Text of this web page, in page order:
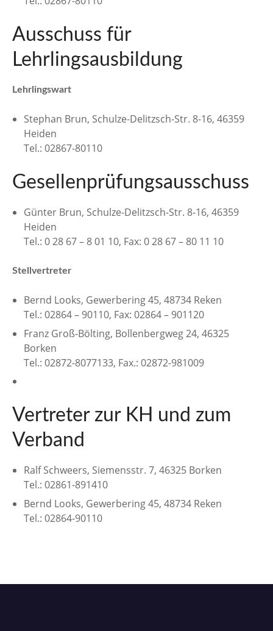
Ausschuss für
Lehrlingsausbildung
Lehrlingswart
Stephan Brun, Schulze-Delitzsch-Str. 8-16, 46359
Heiden
Tel.: 02867-80110
Gesellenprüfungsausschuss
Günter Brun, Schulze-Delitzsch-Str. 8-16, 46359
Heiden
Tel.: 0 28 67 – 8 01 10, Fax: 0 28 67 – 80 11 10
Stellvertreter
Bernd Looks, Gewerbering 45, 48734 Reken
Tel.: 02864 – 90110, Fax: 02864 – 901120
Franz Groß-Bölting, Bollenbergweg 24, 46325
Borken
Tel.: 02872-8077133, Fax.: 02872-981009
Vertreter zur KH und zum
Verband
Ralf Schweers, Siemensstr. 7, 46325 Borken
Tel.: 02861-891410
Bernd Looks, Gewerbering 45, 48734 Reken
Tel.: 02864-90110